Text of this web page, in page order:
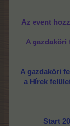
Az event
A gazdaköri
A gazdaköri
a Hírek
Start